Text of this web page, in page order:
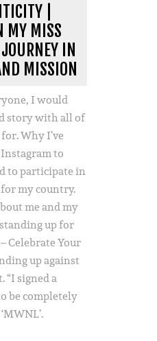
|
MY MISS
IN
MISSION
I would
story with all of
Why I’ve
to
to participate in
my country.
me and my
up for
Celebrate Your
up against
signed a
be completely